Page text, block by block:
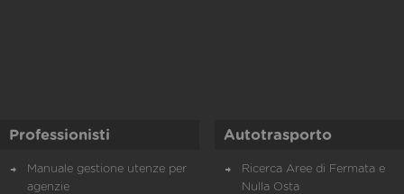
Professionisti
Manuale gestione utenze per
agenzie
Autotrasporto
Ricerca Aree di Fermata e
Nulla Osta